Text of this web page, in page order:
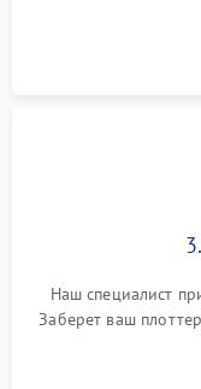
Наш специалист
Заберет ваш